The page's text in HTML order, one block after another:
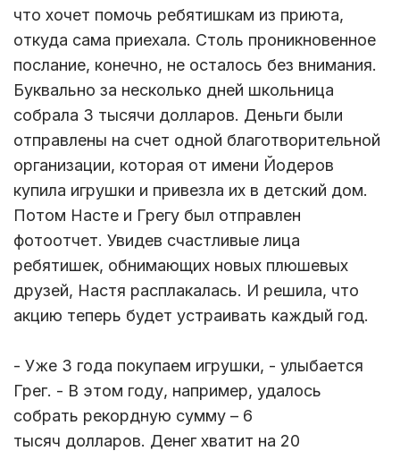
что хочет помочь ребятишкам из приюта,
откуда сама приехала. Столь проникновенное
послание, конечно, не осталось без внимания.
Буквально за несколько дней школьница
собрала 3 тысячи долларов. Деньги были
отправлены на счет одной благотворительной
организации, которая от имени Йодеров
купила игрушки и привезла их в детский дом.
Потом Насте и Грегу был отправлен
фотоотчет. Увидев счастливые лица
ребятишек, обнимающих новых плюшевых
друзей, Настя расплакалась. И решила, что
акцию теперь будет устраивать каждый год.
- Уже 3 года покупаем игрушки, - улыбается
Грег. - В этом году, например, удалось
собрать рекордную сумму – 6
тысяч долларов. Денег хватит на 20